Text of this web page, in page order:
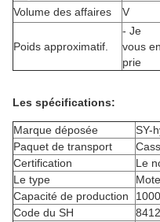
Volume des affaires V
Poids approximatif.
- Je
vous en
prie
Les spécifications:
Marque déposée
SY-
Paquet de transport
Certification
Le
Le type
Capacité de production
Code du SH